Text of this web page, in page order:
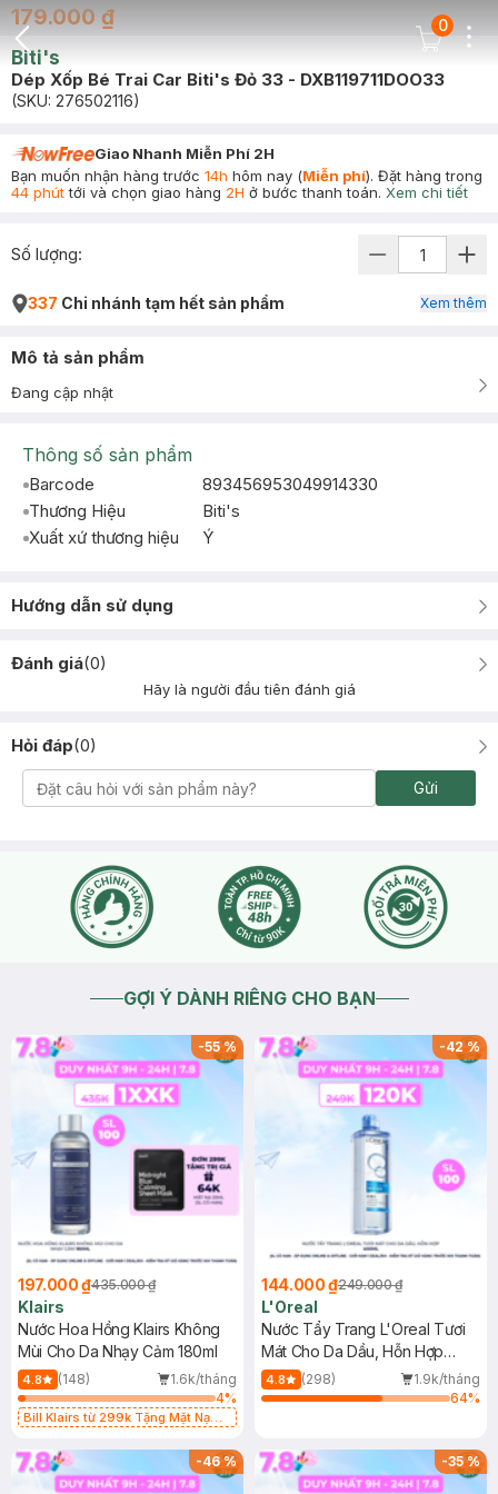
Back Icon
Cart Icon
0
179.000 ₫
Biti's
Dép Xốp Bé Trai Car Biti's Đỏ 33 - DXB119711DOO33
(SKU: 276502116)
Giao Nhanh Miễn Phí 2H
Bạn muốn nhận hàng trước 14h hôm nay (Miễn phí). Đặt hàng trong
44 phúttới và chọn giao hàng 2H ở bước thanh toán. Xem chi tiết
Số lượng:
337 Chi nhánh tạm hết sản phẩm Xem thêm
Mô tả sản phẩm
Đang cập nhật
Thông số sản phẩm
Barcode
893456953049914330
Thương Hiệu
Biti's
Xuất xứ thương hiệu
Ý
Hướng dẫn sử dụng
Đánh giá(0)
Hãy là người đầu tiên đánh giá
Hỏi đáp(0)
Gửi
GỢI Ý DÀNH RIÊNG CHO BẠN
-55%
197.000 ₫435.000 ₫
Klairs
Nước Hoa Hồng Klairs Không
Mùi Cho Da Nhạy Cảm 180ml
4.8 (148)
1.6k/tháng
4%
Bill Klairs từ 299k Tặng Mặt Nạ
25ml (SL Có Hạn)
-42%
144.000 ₫249.000 ₫
L'Oreal
Nước Tẩy Trang L'Oreal Tươi
Mát Cho Da Dầu, Hỗn Hợp
400ml
4.8 (298)
1.9k/tháng
64%
-46% -35%